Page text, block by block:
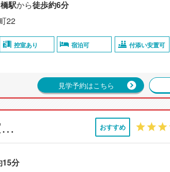
駅から徒歩約6分
22
控室あり 宿泊可 付添い安置可
見学予約はこちら
小さなお葬式 吉祥院ホール【旧：家族葬のらくおう 吉祥院ホール】 おすすめ
15分